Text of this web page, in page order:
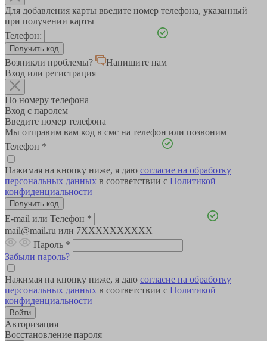
Для добавления карты введите номер телефона, указанный
при получении карты
Телефон:
Возникли проблемы?
Напишите нам
Вход или регистрация
По номеру телефона
Вход с паролем
Введите номер телефона
Мы отправим вам код в смс на телефон или позвоним
Телефон *
Нажимая на кнопку ниже, я даю согласие на обработку
персональных данных в соответствии с Политикой
конфиденциальности
E-mail или Телефон *
mail@mail.ru или 7XXXXXXXXXX
Пароль *
Забыли пароль?
Нажимая на кнопку ниже, я даю согласие на обработку
персональных данных в соответствии с Политикой
конфиденциальности
Авторизация
Восстановление пароля